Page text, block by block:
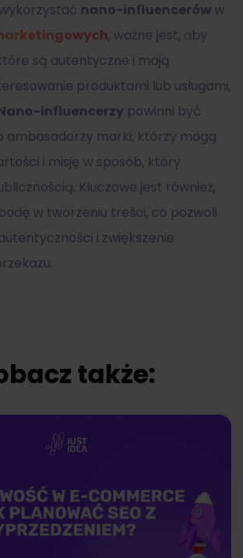
nano-influencerów w
, ważne jest, aby
są autentyczne i mają
produktami lub usługami,
influencerzy powinni być
ambasadorzy marki, którzy mogą
i misję w sposób, który
Kluczowe jest również,
w tworzeniu treści, co pozwoli
i zwiększenie
także: